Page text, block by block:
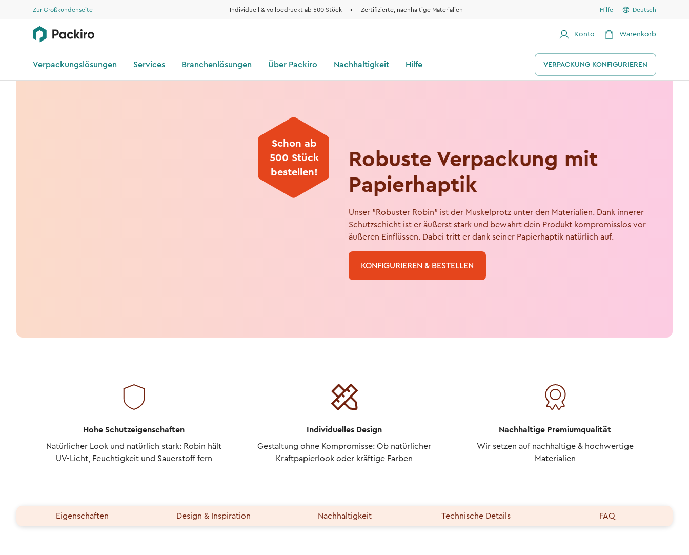
Zur Großkundenseite Individuell & vollbedruckt ab 500 Stück • Zertifizierte, nachhaltige Materialien Hilfe Deutsch
Konto Warenkorb
Verpackungslösungen Services Branchenlösungen Über Packiro Nachhaltigkeit Hilfe VERPACKUNG KONFIGURIEREN
Schon ab
500 Stück
bestellen!
Robuste Verpackung mit
Papierhaptik
Unser "Robuster Robin" ist der Muskelprotz unter den Materialien. Dank innerer
Schutzschicht ist er äußerst stark und bewahrt dein Produkt kompromisslos vor
äußeren Einflüssen. Dabei tritt er dank seiner Papierhaptik natürlich auf.
KONFIGURIEREN & BESTELLEN
Hohe Schutzeigenschaften
Natürlicher Look und natürlich stark: Robin hält
UV-Licht, Feuchtigkeit und Sauerstoff fern
Individuelles Design
Gestaltung ohne Kompromisse: Ob natürlicher
Kraftpapierlook oder kräftige Farben
Nachhaltige Premiumqualität
Wir setzen auf nachhaltige & hochwertige
Materialien
Eigenschaften Design & Inspiration Nachhaltigkeit Technische Details FAQ